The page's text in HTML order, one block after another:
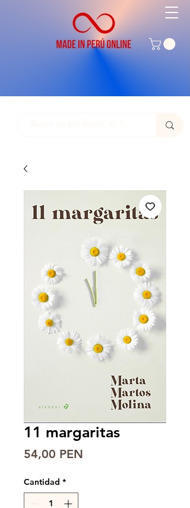
11 margaritas
54,00 PEN
Cantidad *